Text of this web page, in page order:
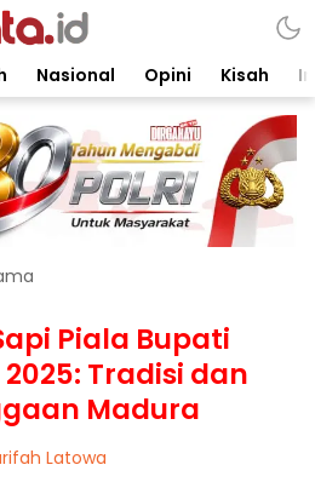
Nasional Opini Kisah
Piala Bupati
Tradisi dan
Madura
Latowa